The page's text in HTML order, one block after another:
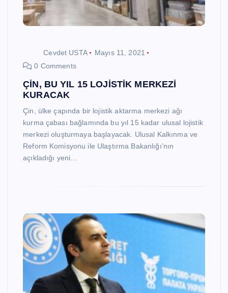
Cevdet USTA
Mayıs 11, 2021
0 Comments
ÇİN, BU YIL 15 LOJİSTİK MERKEZİ
KURACAK
Çin, ülke çapında bir lojistik aktarma merkezi ağı
kurma çabası bağlamında bu yıl 15 kadar ulusal lojistik
merkezi oluşturmaya başlayacak. Ulusal Kalkınma ve
Reform Komisyonu ile Ulaştırma Bakanlığı’nın
açıkladığı yeni…